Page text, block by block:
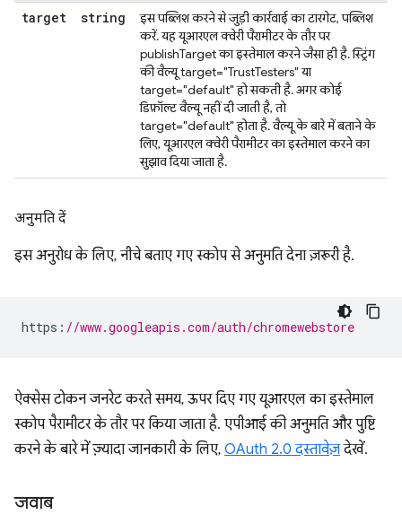
target string
इस पब्लिश करने से जुड़ी कार्रवाई का टारगेट, पब्लिश
करें. यह यूआरएल क्वेरी पैरामीटर के तौर पर
publishTarget का इस्तेमाल करने जैसा ही है. स्ट्रिंग
की वैल्यू target="TrustTesters" या
target="default" हो सकती है. अगर कोई
डिफ़ॉल्ट वैल्यू नहीं दी जाती है, तो
target="default" होता है. वैल्यू के बारे में बताने के
लिए, यूआरएल क्वेरी पैरामीटर का इस्तेमाल करने का
सुझाव दिया जाता है.
अनुमति दें
इस अनुरोध के लिए, नीचे बताए गए स्कोप से अनुमति देना ज़रूरी है.
https : //www.googleapis.com/auth/chromewebstore
ऐक्सेस टोकन जनरेट करते समय, ऊपर दिए गए यूआरएल का इस्तेमाल
स्कोप पैरामीटर के तौर पर किया जाता है. एपीआई की अनुमति और पुष्टि
करने के बारे में ज़्यादा जानकारी के लिए, OAuth 2.0 दस्तावेज़देखें.
जवाब